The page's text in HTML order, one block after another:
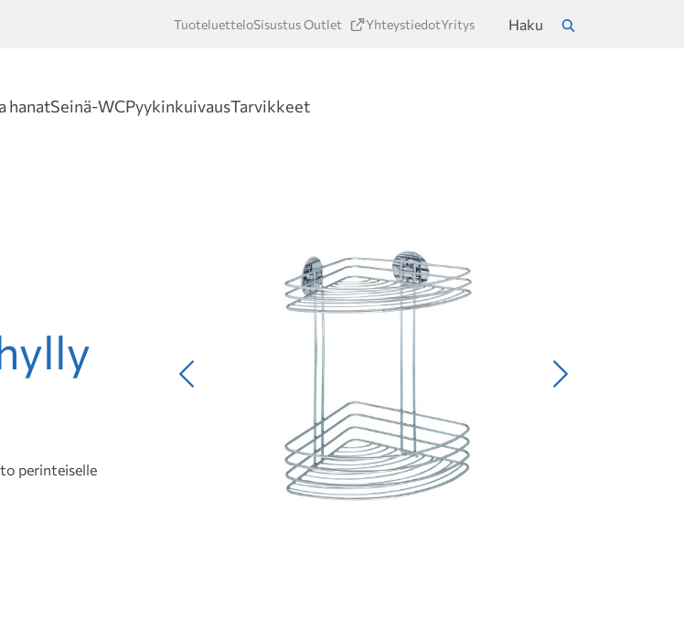
TuoteluetteloSisustus Outlet YhteystiedotYritys
Haku
hanatSeinä-WCPyykinkuivausTarvikkeet
perinteiselle
Edellinen Seuraava